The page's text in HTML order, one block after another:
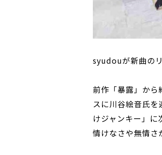
syudouが新曲の
前作「暴露」から
スに川谷絵音氏
けジャンキー」
情けなさや無情さ